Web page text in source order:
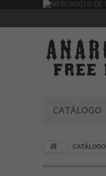
CATÁLOGO
CATÁLOGO